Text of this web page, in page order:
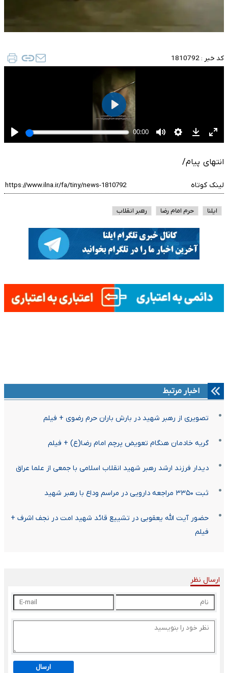
کد خبر : 1810792
انتهای پیام/
لینک کوتاه
ایلنا حرم امام رضا رهبر انقلاب
اخبار مرتبط
تصویری از رهبر شهید در بارش باران حرم رضوی + فیلم
گریه خادمان هنگام تعویض پرچم امام رضا(ع) + فیلم
دیدار فرزند ارشد رهبر شهید انقلاب اسلامی با جمعی از علما عراق
ثبت ۳۳۵۰ مراجعه دارویی در مراسم وداع با رهبر شهید
حضور آیت الله یعقوبی در تشییع قائد شهید امت در نجف اشرف +
فیلم
ارسال نظر
ارسال